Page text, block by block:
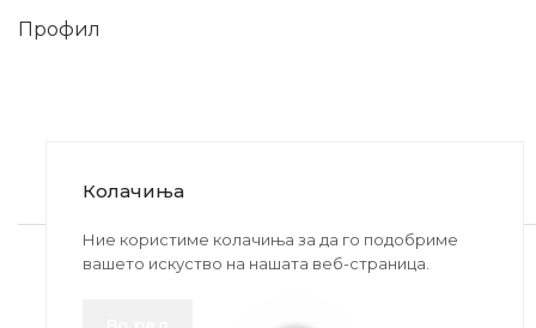
Профил
2020-2024 © MB DISKONT. Изработено од
БРАМИТ ДООЕЛ
Колачиња
Ние користиме колачиња за да го подобриме
вашето искуство на нашата веб-страница.